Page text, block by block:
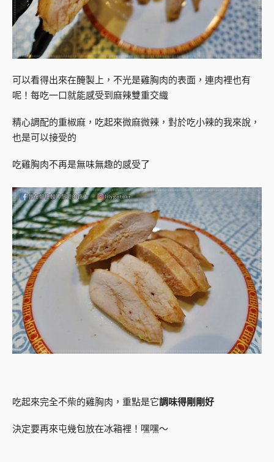
可以看得出來在醃製上，不光是雞胸肉的表面，連肉裡也有
呢！每吃一口就能感受到麻辣雙重交織
精心調配的重椒麻，吃起來微麻微辣，對於吃小辣的我來說，
也是可以接受的
吃雞胸肉不再是無味無趣的感受了
吃起來完全不柴的雞胸肉，重點是它調味得剛剛好
決定要再來屯幾包放在冰箱裡！嘿嘿～